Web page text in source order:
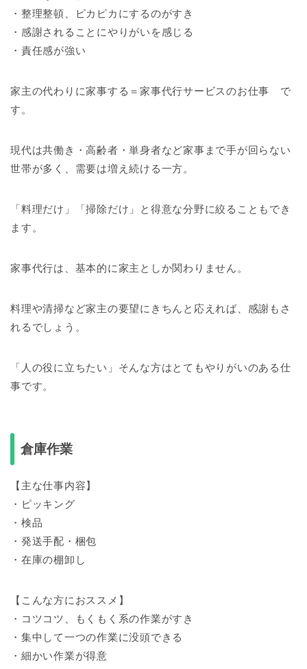
・整理整頓、ピカピカにするのがすき
・感謝されることにやりがいを感じる
・責任感が強い
家主の代わりに家事する＝家事代行サービスのお仕事 で
す。
現代は共働き・高齢者・単身者など家事まで手が回らない
世帯が多く、需要は増え続ける一方。
「料理だけ」「掃除だけ」と得意な分野に絞ることもでき
ます。
家事代行は、基本的に家主としか関わりません。
料理や清掃など家主の要望にきちんと応えれば、感謝もさ
れるでしょう。
「人の役に立ちたい」そんな方はとてもやりがいのある仕
事です。
倉庫作業
【主な仕事内容】
・ピッキング
・検品
・発送手配・梱包
・在庫の棚卸し
【こんな方におススメ】
・コツコツ、もくもく系の作業がすき
・集中して一つの作業に没頭できる
・細かい作業が得意